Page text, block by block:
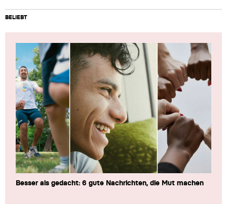
BELIEBT
Besser als gedacht: 6 gute Nachrichten, die Mut machen